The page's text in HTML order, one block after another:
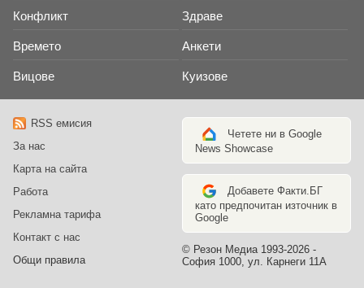
Конфликт Здраве
Времето Анкети
Вицове Куизове
RSS емисия
За нас
Карта на сайта
Работа
Рекламна тарифа
Контакт с нас
Общи правила
Четете ни в Google
News Showcase
Добавете Факти.БГ
като предпочитан източник в
Google
© Резон Медиа 1993-2026 -
София 1000, ул. Карнеги 11А